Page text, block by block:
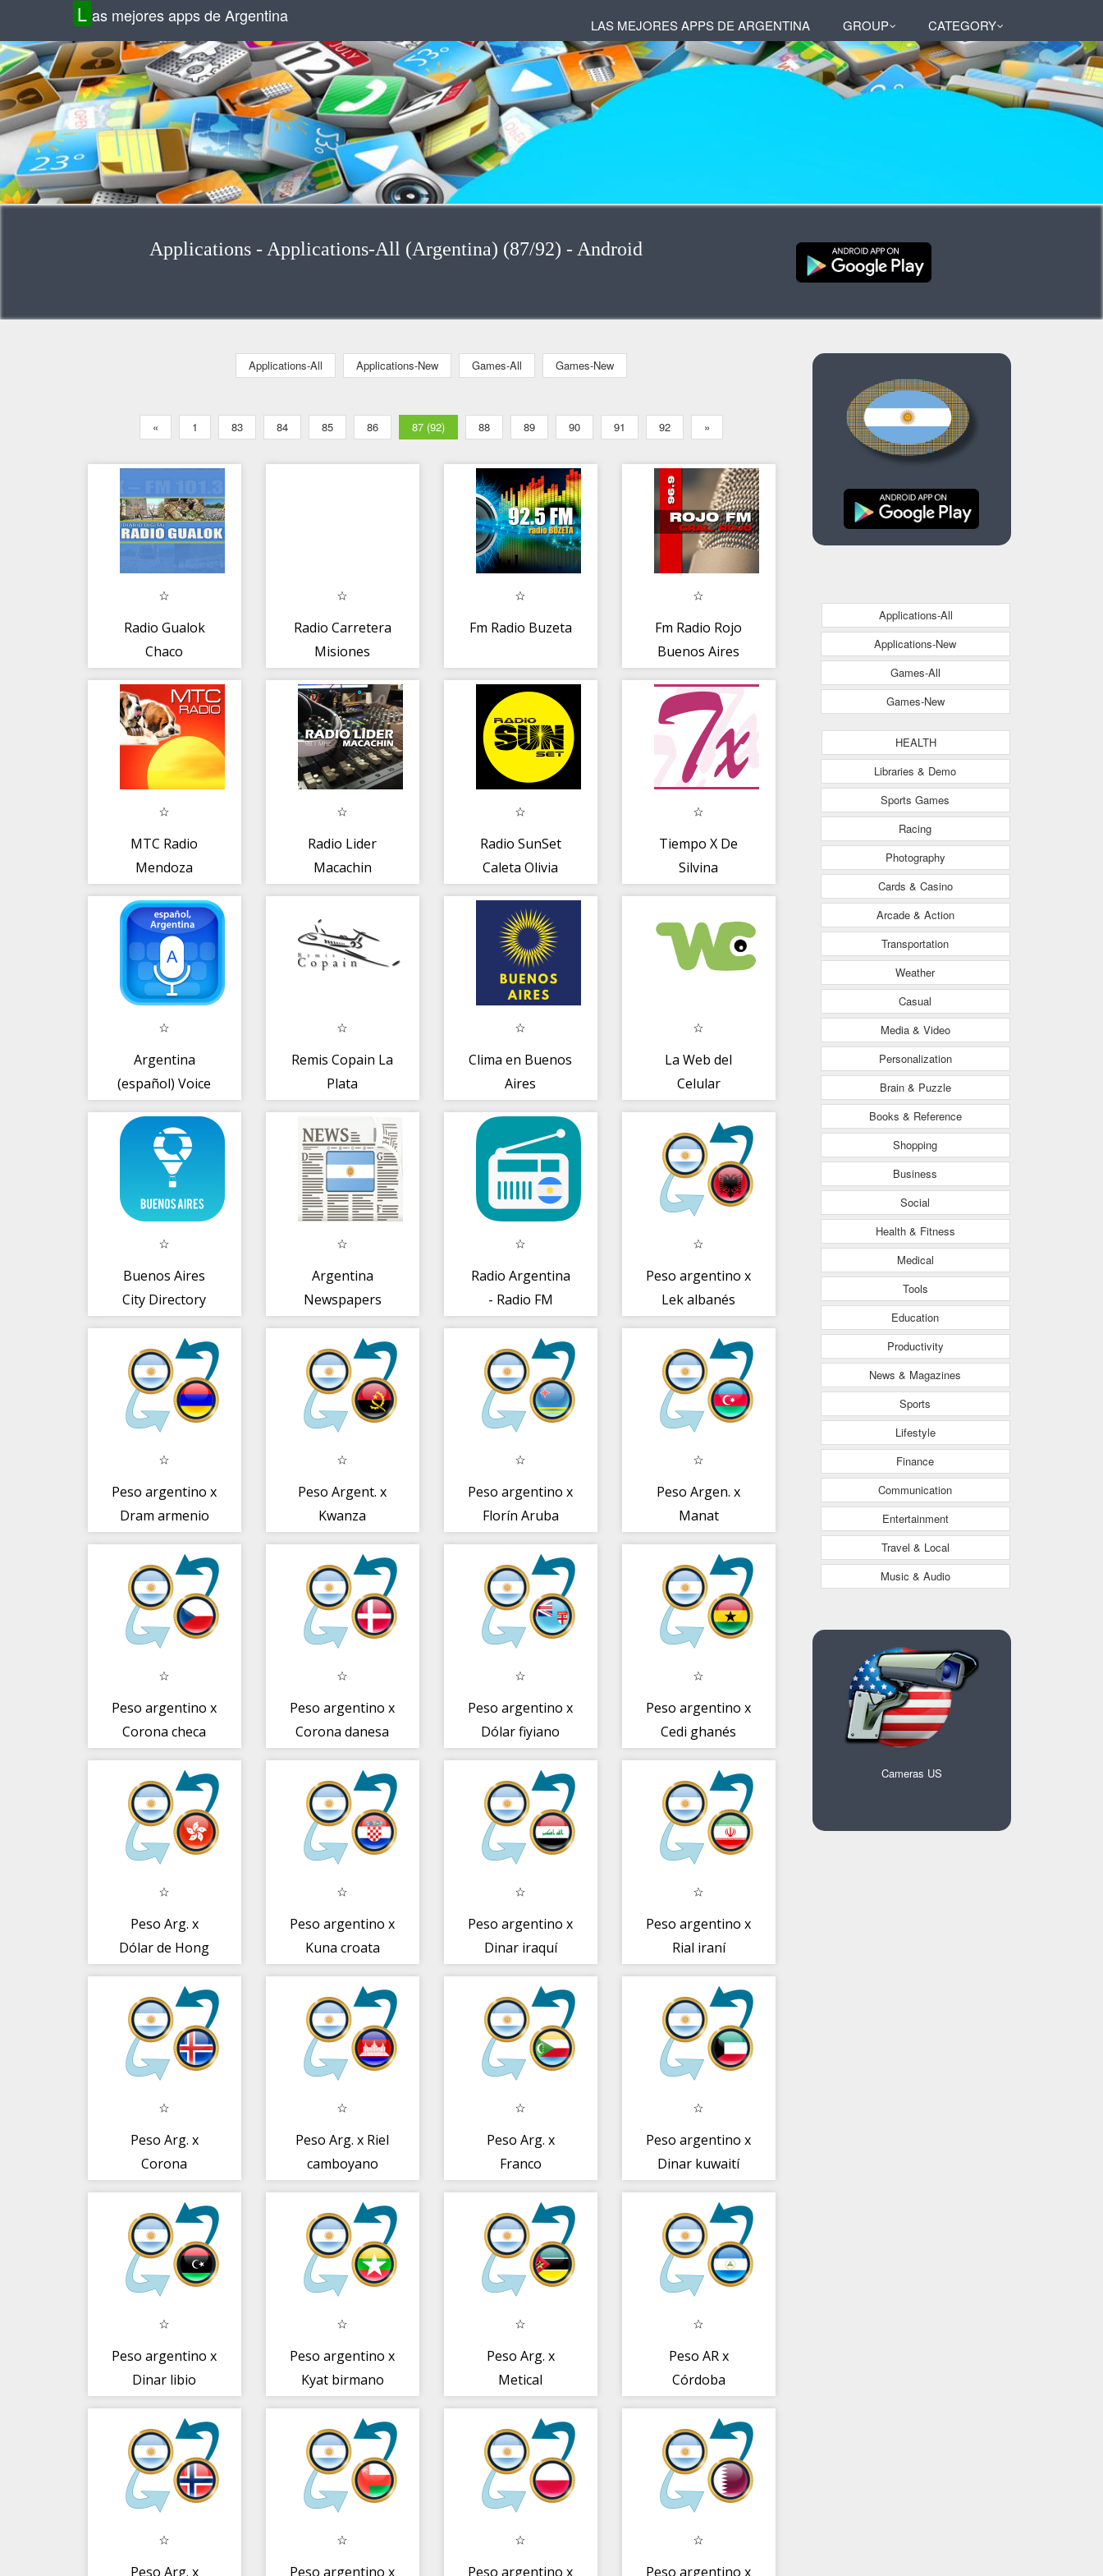
L as mejores apps de Argentina LAS MEJORES APPS DE ARGENTINA GROUP CATEGORY
Applications - Applications-All (Argentina) (87/92) - Android
Applications-All Applications-New Games-All Games-New
« 1 83 84 85 86 87 (92) 88 89 90 91 92 »
Radio Gualok
Chaco
Radio Carretera
Misiones
Fm Radio Buzeta
Fm Radio Rojo
Buenos Aires
MTC Radio
Mendoza
Radio Lider
Macachin
Radio SunSet
Caleta Olivia
Tiempo X De
Silvina
Argentina
(español) Voice
Remis Copain La
Plata
Clima en Buenos
Aires
La Web del
Celular
Buenos Aires
City Directory
Argentina
Newspapers
Radio Argentina
- Radio FM
Peso argentino x
Lek albanés
Peso argentino x
Dram armenio
Peso Argent. x
Kwanza
Peso argentino x
Florín Aruba
Peso Argen. x
Manat
Peso argentino x
Corona checa
Peso argentino x
Corona danesa
Peso argentino x
Dólar fiyiano
Peso argentino x
Cedi ghanés
Peso Arg. x
Dólar de Hong
Peso argentino x
Kuna croata
Peso argentino x
Dinar iraquí
Peso argentino x
Rial iraní
Peso Arg. x
Corona
Peso Arg. x Riel
camboyano
Peso Arg. x
Franco
Peso argentino x
Dinar kuwaití
Peso argentino x
Dinar libio
Peso argentino x
Kyat birmano
Peso Arg. x
Metical
Peso AR x
Córdoba
Peso Arg. x Peso argentino x Peso argentino x Peso argentino x
Applications-All
Applications-New
Games-All
Games-New
HEALTH
Libraries & Demo
Sports Games
Racing
Photography
Cards & Casino
Arcade & Action
Transportation
Weather
Casual
Media & Video
Personalization
Brain & Puzzle
Books & Reference
Shopping
Business
Social
Health & Fitness
Medical
Tools
Education
Productivity
News & Magazines
Sports
Lifestyle
Finance
Communication
Entertainment
Travel & Local
Music & Audio
Cameras US